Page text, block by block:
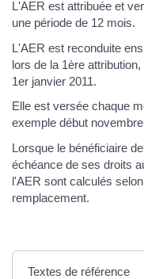
L'AER est attribuée et
une période de 12 mois.
L'AER est reconduite
lors de la 1ère
1er janvier 2011.
Elle est versée chaque
exemple début
Lorsque le bénéficiaire
échéance de ses droits
l'AER sont calculés
remplacement.
Textes de référence